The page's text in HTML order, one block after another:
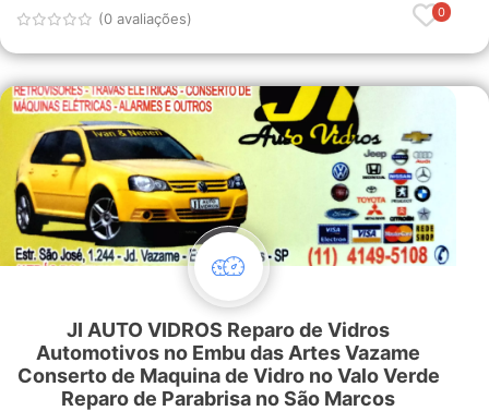
(0 avaliações) 0
JI AUTO VIDROS Reparo de Vidros
Automotivos no Embu das Artes Vazame
Conserto de Maquina de Vidro no Valo Verde
Reparo de Parabrisa no São Marcos